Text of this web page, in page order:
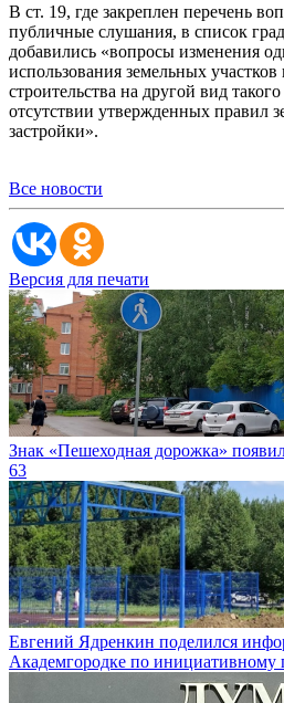
В ст. 19, где закреплен перечень
публичные слушания, в список
добавились «вопросы изменения
использования земельных
строительства на другой вид
отсутствии утвержденных правил
застройки».
Все новости
Версия для печати
Знак «Пешеходная дорожка»
63
Евгений Ядренкин поделился
Академгородке по инициативному